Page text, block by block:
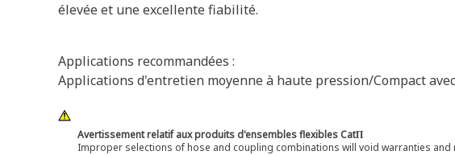
élevée et une excellente fiabilité.
Applications recommandées :
Applications d'entretien moyenne à haute pression/Compact
Avertissement relatif aux produits d'ensembles flexibles CatΠ
Improper selections of hose and coupling combinations will void warranties